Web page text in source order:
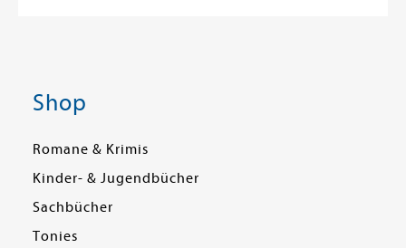
Shop
Romane & Krimis
Kinder- & Jugendbücher
Sachbücher
Tonies